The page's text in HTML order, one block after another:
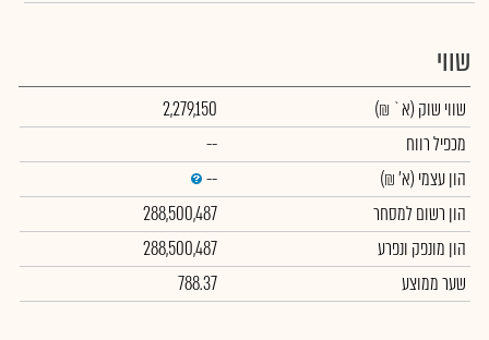
שווי
שווי שוק (א` ₪)
2,279,150
מכפיל רווח
--
הון עצמי (א' ₪)
--
הון רשום למסחר
288,500,487
הון מונפק ונפרע
288,500,487
שער ממוצע
788.37